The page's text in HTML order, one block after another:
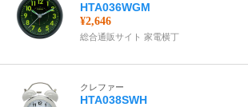
HTA036WGM
¥2,646
総合通販サイト 家電横丁
クレファー
HTA038SWH